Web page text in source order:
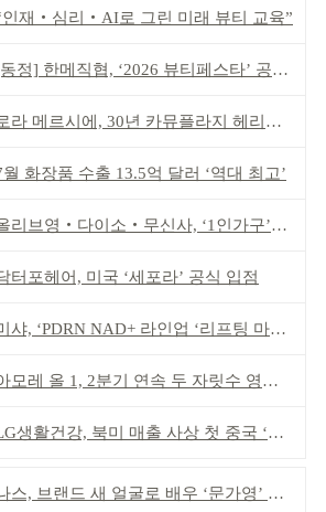
인재‧심리‧AI로 그린 미래 뷰티 교육”
정] 한메직협, ‘2026 뷰티페스타’ 공동 주최
라 메르시에, 30년 카뮤플라지 헤리티지 담아
월 화장품 수출 13.5억 달러 ‘역대 최고’
리브영‧다이소‧무신사, ‘1인가구’가 이끈다
터포헤어, 미국 ‘세포라’ 공식 입점
샤, ‘PDRN NAD+ 라인업 ‘리프팅 마스크’ 출시
모레 올 1, 2분기 연속 두 자릿수 영업이익률 기록
생활건강, 북미 매출 사상 첫 중국 ‘추월’
스, 브랜드 새 얼굴로 배우 ‘문가영’ 발탁